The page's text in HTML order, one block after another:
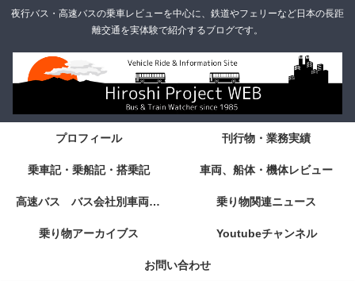
夜行バス・高速バスの乗車レビューを中心に、鉄道やフェリーなど日本の長距
離交通を実体験で紹介するブログです。
プロフィール 刊行物・業務実績
乗車記・乗船記・搭乗記 車両、船体・機体レビュー
高速バス バス会社別車両・設備・シート紹介 乗り物関連ニュース
乗り物アーカイブス Youtubeチャンネル
お問い合わせ